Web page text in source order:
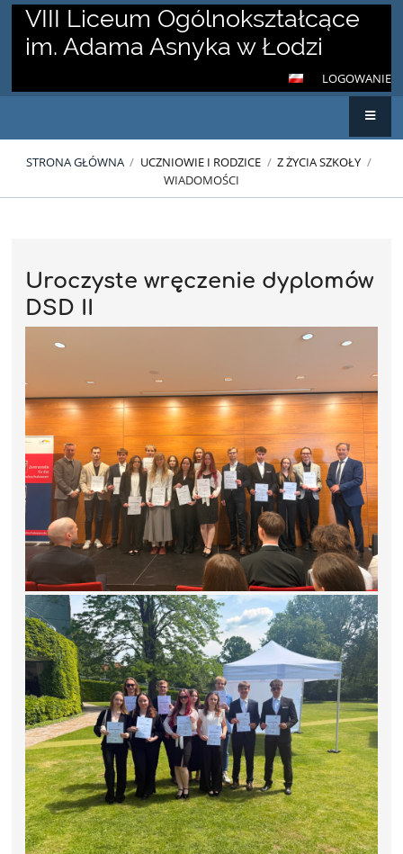
VIII Liceum Ogólnokształcące
im. Adama Asnyka w Łodzi
LOGOWANIE
STRONA GŁÓWNA / UCZNIOWIE I RODZICE / Z ŻYCIA SZKOŁY /
WIADOMOŚCI
Uroczyste wręczenie dyplomów
DSD II